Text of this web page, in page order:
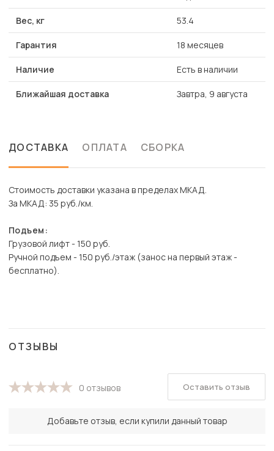
Вес, кг 53.4
Гарантия 18 месяцев
Наличие Есть в наличии
Ближайшая доставка Завтра, 9 августа
ДОСТАВКА ОПЛАТА СБОРКА
Стоимость доставки указана в пределах МКАД.
За МКАД: 35 руб./км.
Подъем:
Грузовой лифт - 150 руб.
Ручной подъем - 150 руб./этаж (занос на первый этаж -
бесплатно).
ОТЗЫВЫ
0 отзывов
Добавьте отзыв, если купили данный товар
Оставить отзыв